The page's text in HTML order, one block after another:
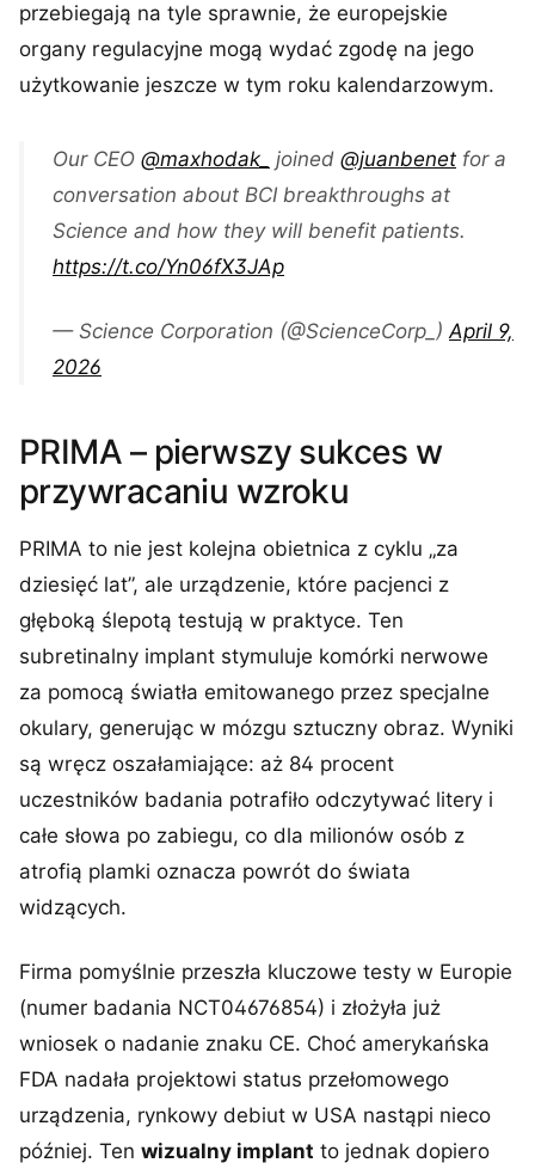
przebiegają na tyle sprawnie, że europejskie
organy regulacyjne mogą wydać zgodę na jego
użytkowanie jeszcze w tym roku kalendarzowym.
Our CEO @maxhodak_ joined @juanbenet for a
conversation about BCI breakthroughs at
Science and how they will benefit patients.
https://t.co/Yn06fX3JAp
— Science Corporation (@ScienceCorp_)April 9,
2026
PRIMA – pierwszy sukces w
przywracaniu wzroku
PRIMA to nie jest kolejna obietnica z cyklu „za
dziesięć lat”, ale urządzenie, które pacjenci z
głęboką ślepotą testują w praktyce. Ten
subretinalny implant stymuluje komórki nerwowe
za pomocą światła emitowanego przez specjalne
okulary, generując w mózgu sztuczny obraz. Wyniki
są wręcz oszałamiające: aż 84 procent
uczestników badania potrafiło odczytywać litery i
całe słowa po zabiegu, co dla milionów osób z
atrofią plamki oznacza powrót do świata
widzących.
Firma pomyślnie przeszła kluczowe testy w Europie
(numer badania NCT04676854) i złożyła już
wniosek o nadanie znaku CE. Choć amerykańska
FDA nadała projektowi status przełomowego
urządzenia, rynkowy debiut w USA nastąpi nieco
później. Ten wizualny implant to jednak dopiero